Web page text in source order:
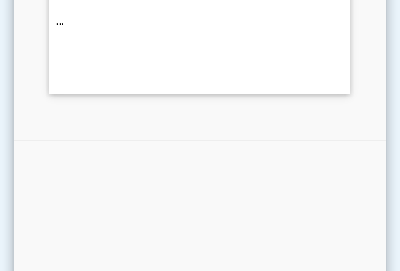
...